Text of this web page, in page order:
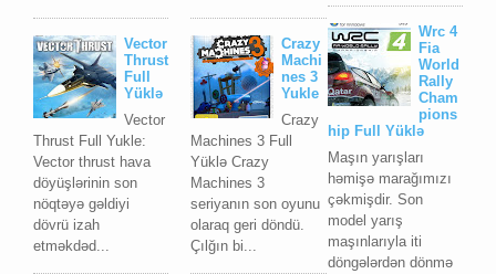
Vector
Thrust
Full
Yüklə
Vector
Thrust Full Yukle:
Vector thrust hava
döyüşlərinin son
nöqtəyə gəldiyi
dövrü izah
etməkdəd...
Wrc 4
Fia
World
Rally
Cham
pions
hip Full Yüklə
Maşın yarışları
həmişə marağımızı
çəkmişdir. Son
model yarış
maşınlarıyla iti
döngələrdən dönmə
Crazy
Machi
nes 3
Yukle
Crazy
Machines 3 Full
Yüklə Crazy
Machines 3
seriyanın son oyunu
olaraq geri döndü.
Çılğın bi...